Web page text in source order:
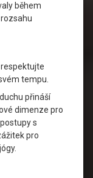
během
tempu.
přináší
dimenze pro
s
pro